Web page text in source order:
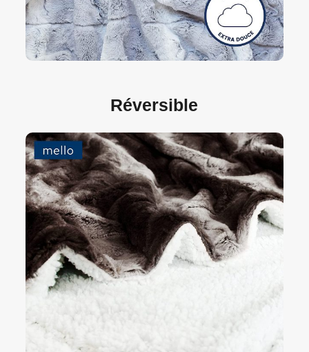
Réversible